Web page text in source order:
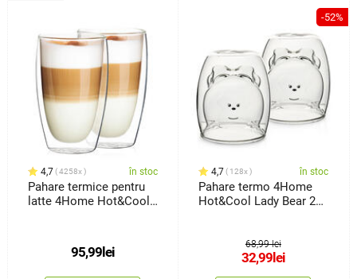
4,7 4258x în stoc
Pahare termice pentru
latte 4Home Hot&Cool
95,99 lei
-52%
4,7 128x în stoc
Pahare termo 4Home
Hot&Cool Lady Bear 250
68,99 lei
32,99 lei